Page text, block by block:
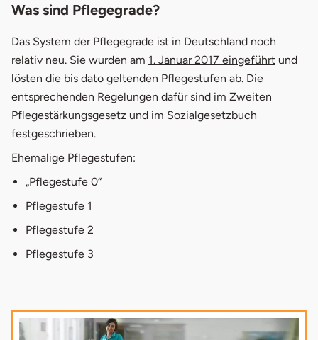
Was sind Pflegegrade?
Das System der Pflegegrade ist in Deutschland noch
relativ neu. Sie wurden am 1. Januar 2017 eingeführt und
lösten die bis dato geltenden Pflegestufen ab. Die
entsprechenden Regelungen dafür sind im Zweiten
Pflegestärkungsgesetz und im Sozialgesetzbuch
festgeschrieben.
Ehemalige Pflegestufen:
„Pflegestufe 0“
Pflegestufe 1
Pflegestufe 2
Pflegestufe 3